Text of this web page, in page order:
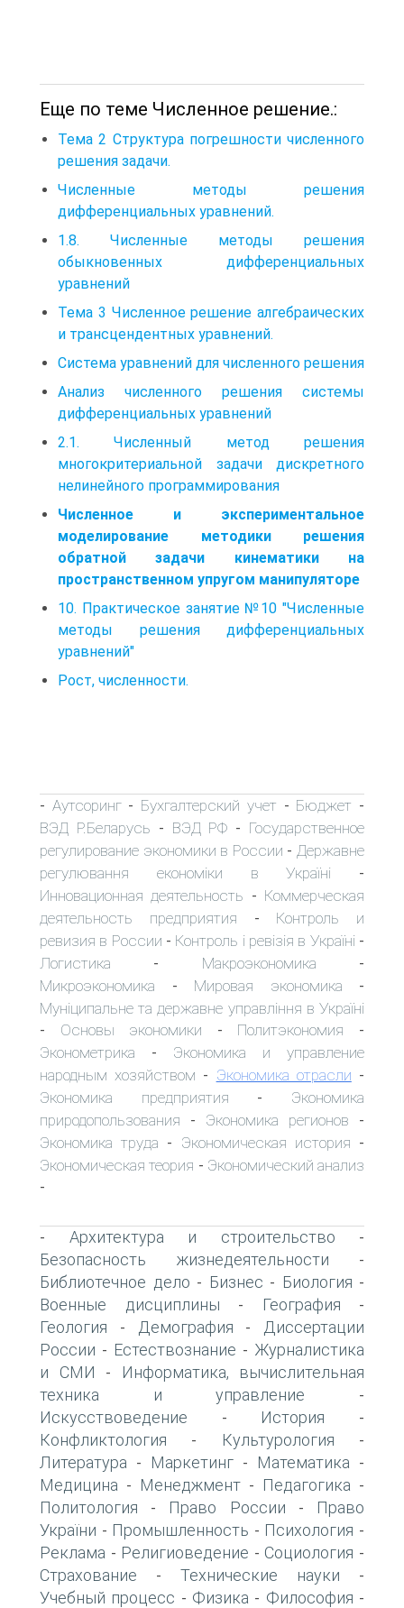
Еще по теме Численное решение.:
Тема 2 Структура погрешности численного
решения задачи.
Численные методы решения
дифференциальных уравнений.
1.8. Численные методы решения
обыкновенных дифференциальных
уравнений
Тема 3 Численное решение алгебраических
и трансцендентных уравнений.
Система уравнений для численного решения
Анализ численного решения системы
дифференциальных уравнений
2.1. Численный метод решения
многокритериальной задачи дискретного
нелинейного программирования
Численное и экспериментальное
моделирование методики решения
обратной задачи кинематики на
пространственном упругом манипуляторе
10. Практическое занятие №10 "Численные
методы решения дифференциальных
уравнений"
Рост, численности.
- Аутсоринг- Бухгалтерский учет - Бюджет -
ВЭД Р.Беларусь - ВЭД РФ - Государственное
регулирование экономики в России - Державне
регулювання економіки в Україні -
Инновационная деятельность - Коммерческая
деятельность предприятия - Контроль и
ревизия в России - Контроль і ревізія в Україні -
Логистика - Макроэкономика -
Микроэкономика - Мировая экономика -
Муніципальне та державне управління в Україні
- Основы экономики - Политэкономия -
Эконометрика - Экономика и управление
народным хозяйством - Экономика отрасли -
Экономика предприятия - Экономика
природопользования - Экономика регионов -
Экономика труда - Экономическая история -
Экономическая теория - Экономический анализ
-
- Архитектура и строительство -
Безопасность жизнедеятельности -
Библиотечное дело - Бизнес - Биология -
Военные дисциплины - География -
Геология - Демография -
Диссертации
России - Естествознание - Журналистика
и СМИ -
Информатика, вычислительная
техника и управление -
Искусствоведение - История -
Конфликтология - Культурология -
Литература - Маркетинг - Математика -
Медицина - Менеджмент - Педагогика -
Политология - Право России -
Право
України - Промышленность - Психология -
Реклама - Религиоведение - Социология -
Страхование - Технические науки -
Учебный процесс - Физика - Философия -